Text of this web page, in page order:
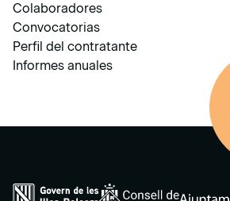
Colaboradores
Convocatorias
Perfil del contratante
Informes anuales